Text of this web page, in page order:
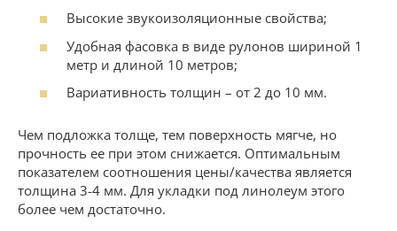
Высокие звукоизоляционные свойства;
Удобная фасовка в виде рулонов шириной 1
метр и длиной 10 метров;
Вариативность толщин – от 2 до 10 мм.
Чем подложка толще, тем поверхность мягче, но
прочность ее при этом снижается. Оптимальным
показателем соотношения цены/качества является
толщина 3-4 мм. Для укладки под линолеум этого
более чем достаточно.